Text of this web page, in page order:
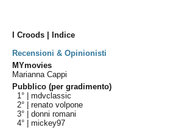
I Croods | Indice
Recensioni & Opinionisti
MYmovies
Marianna Cappi
Pubblico (per gradimento)
1° |mdvclassic
2° |renato volpone
3° |donni romani
4° |mickey97